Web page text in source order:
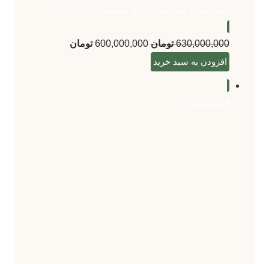
630,000,000 تومان 600,000,000 تومان
افزودن به سبد خرید